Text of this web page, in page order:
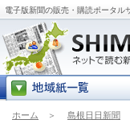
電子版新聞の販売・購読ポータル
ホーム ＞ 島根日日新聞